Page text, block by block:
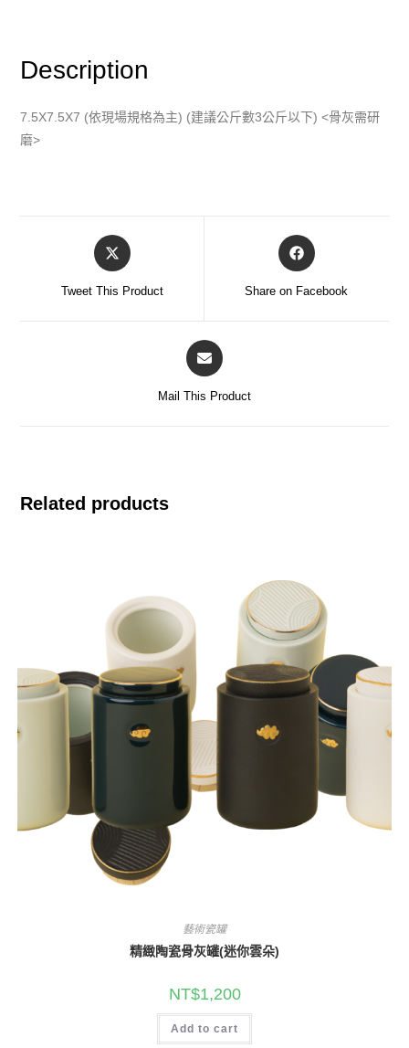
Description
7.5X7.5X7 (依現場規格為主) (建議公斤數3公斤以下) <骨灰需研
磨>
Tweet This Product Share on Facebook
Mail This Product
Related products
藝術瓷罐
精緻陶瓷骨灰罐(迷你雲朵)
NT$1,200
Add to cart